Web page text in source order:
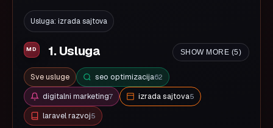
Usluga: izrada sajtova
1. Usluga SHOW MORE (5)
Sve usluge seo optimizacija62
digitalni marketing7 izrada sajtova5
laravel razvoj5